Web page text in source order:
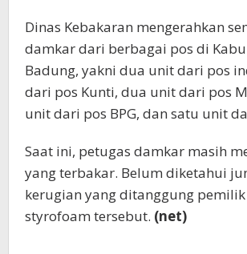
Dinas Kebakaran mengerahkan
damkar dari berbagai pos di
Badung, yakni dua unit dari pos
dari pos Kunti, dua unit dari pos
unit dari pos BPG, dan satu unit
Saat ini, petugas damkar masih
yang terbakar. Belum diketahui
kerugian yang ditanggung
styrofoam tersebut. (net)